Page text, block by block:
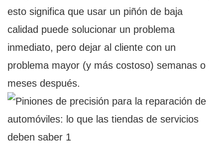
esto significa que usar un piñón de baja
calidad puede solucionar un problema
inmediato, pero dejar al cliente con un
problema mayor (y más costoso) semanas o
meses después.